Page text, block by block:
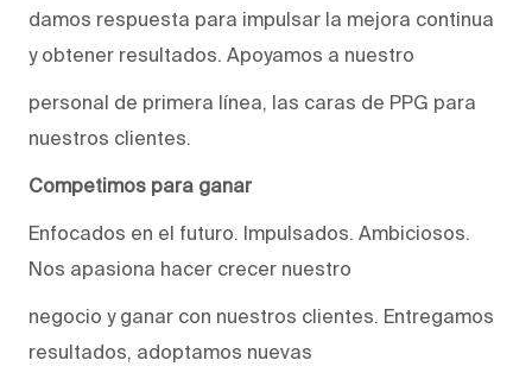
damos respuesta para impulsar la mejora continua
y obtener resultados. Apoyamos a nuestro
personal de primera línea, las caras de PPG para
nuestros clientes.
Competimos para ganar
Enfocados en el futuro. Impulsados. Ambiciosos.
Nos apasiona hacer crecer nuestro
negocio y ganar con nuestros clientes. Entregamos
resultados, adoptamos nuevas